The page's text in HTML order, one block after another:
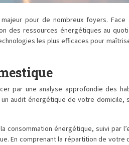
pour de nombreux foyers.
des ressources énergétiques au
les plus efficaces pour
par une analyse approfondie des
énergétique de votre domicile,
énergétique, suivi par
En comprenant la répartition de